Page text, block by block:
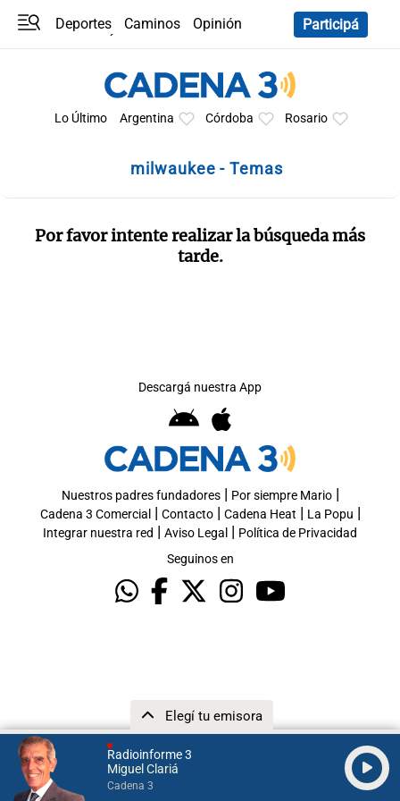
Radioinforme 3
Miguel Clariá
Cadena 3
Elegí tu emisora
Deportes Caminos
Opinión
Participá
Lo Último Argentina Córdoba Rosario
milwaukee - Temas
Por favor intente realizar la búsqueda más
tarde.
Descargá nuestra App
Nuestros padres fundadores| Por siempre Mario|
Cadena 3 Comercial | Contacto| Cadena Heat | La Popu |
Integrar nuestra red | Aviso Legal | Política de Privacidad
Seguinos en